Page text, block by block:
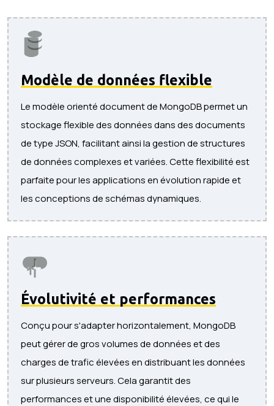
Modèle de données flexible
Le modèle orienté document de MongoDB permet un
stockage flexible des données dans des documents
de type JSON, facilitant ainsi la gestion de structures
de données complexes et variées. Cette flexibilité est
parfaite pour les applications en évolution rapide et
les conceptions de schémas dynamiques.
Évolutivité et performances
Conçu pour s'adapter horizontalement, MongoDB
peut gérer de gros volumes de données et des
charges de trafic élevées en distribuant les données
sur plusieurs serveurs. Cela garantit des
performances et une disponibilité élevées, ce qui le